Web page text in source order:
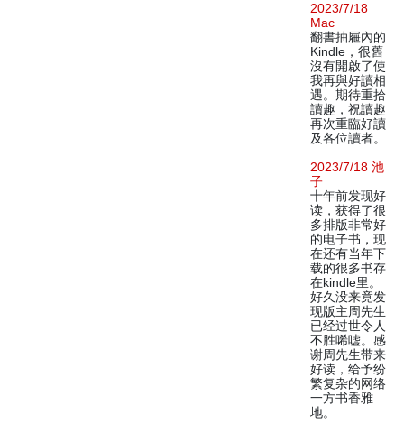
2023/7/18
Mac
翻書抽屜內的
Kindle，很舊
沒有開啟了使
我再與好讀相
遇。期待重拾
讀趣，祝讀趣
再次重臨好讀
及各位讀者。
2023/7/18 池
子
十年前发现好
读，获得了很
多排版非常好
的电子书，现
在还有当年下
载的很多书存
在kindle里。
好久没来竟发
现版主周先生
已经过世令人
不胜唏嘘。感
谢周先生带来
好读，给予纷
繁复杂的网络
一方书香雅
地。